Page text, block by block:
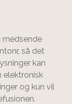
medsende
så det
kan
elektronisk
og kun vil